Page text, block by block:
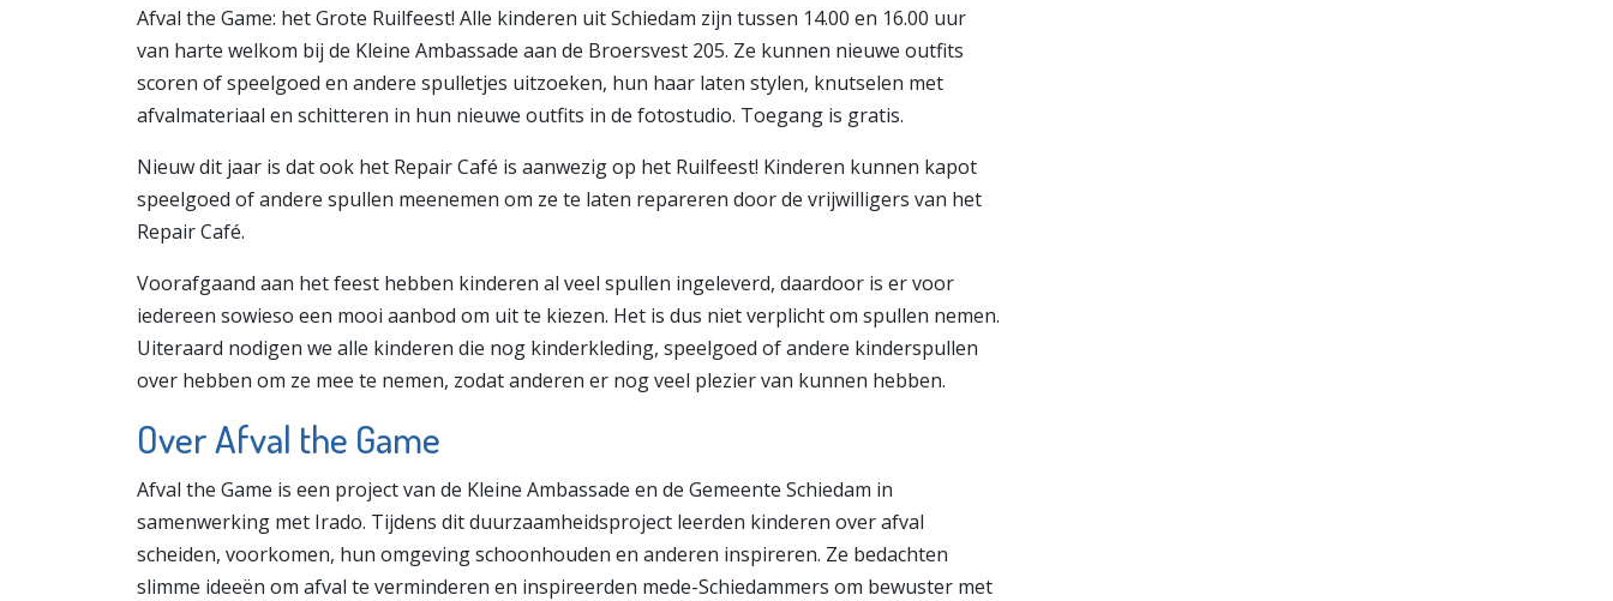
Afval the Game: het Grote Ruilfeest! Alle kinderen uit Schiedam zijn tussen 14.00 en 16.00 uur
van harte welkom bij de Kleine Ambassade aan de Broersvest 205. Ze kunnen nieuwe outfits
scoren of speelgoed en andere spulletjes uitzoeken, hun haar laten stylen, knutselen met
afvalmateriaal en schitteren in hun nieuwe outfits in de fotostudio. Toegang is gratis.
Nieuw dit jaar is dat ook het Repair Café is aanwezig op het Ruilfeest! Kinderen kunnen kapot
speelgoed of andere spullen meenemen om ze te laten repareren door de vrijwilligers van het
Repair Café.
Voorafgaand aan het feest hebben kinderen al veel spullen ingeleverd, daardoor is er voor
iedereen sowieso een mooi aanbod om uit te kiezen. Het is dus niet verplicht om spullen nemen.
Uiteraard nodigen we alle kinderen die nog kinderkleding, speelgoed of andere kinderspullen
over hebben om ze mee te nemen, zodat anderen er nog veel plezier van kunnen hebben.
Over Afval the Game
Afval the Game is een project van de Kleine Ambassade en de Gemeente Schiedam in
samenwerking met Irado. Tijdens dit duurzaamheidsproject leerden kinderen over afval
scheiden, voorkomen, hun omgeving schoonhouden en anderen inspireren. Ze bedachten
slimme ideeën om afval te verminderen en inspireerden mede-Schiedammers om bewuster met